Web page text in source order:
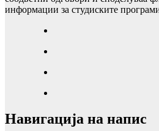
информации за студиските
Навигација на напис